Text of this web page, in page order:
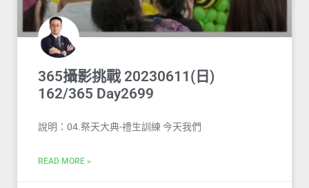
365攝影挑戰 20230611(日)
162/365 Day2699
說明：04.祭天大典-禮生訓練 今天我們
READ MORE »